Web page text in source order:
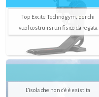
Top Excite Technogym, per chi
vuol costruirsi un fisico da regata
L’isola che non c'è è esistita